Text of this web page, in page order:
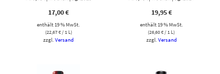
17,00€
enthält 19 % MwSt.
(22,67€/ 1 L)
zzgl.Versand
19,95€
enthält 19 % MwSt.
(26,60€/ 1 L)
zzgl. Versand